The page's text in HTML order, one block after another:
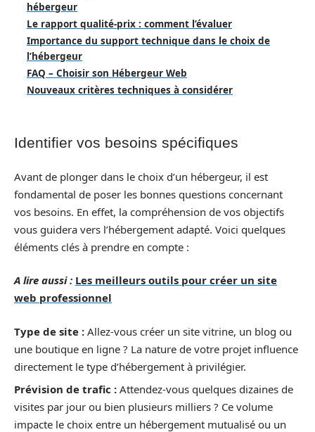
hébergeur
Le rapport qualité-prix : comment l’évaluer
Importance du support technique dans le choix de
l’hébergeur
FAQ – Choisir son Hébergeur Web
Nouveaux critères techniques à considérer
Identifier vos besoins spécifiques
Avant de plonger dans le choix d’un hébergeur, il est
fondamental de poser les bonnes questions concernant
vos besoins. En effet, la compréhension de vos objectifs
vous guidera vers l’hébergement adapté. Voici quelques
éléments clés à prendre en compte :
A lire aussi : Les meilleurs outils pour créer un site
web professionnel
Type de site : Allez-vous créer un site vitrine, un blog ou
une boutique en ligne ? La nature de votre projet influence
directement le type d’hébergement à privilégier.
Prévision de trafic : Attendez-vous quelques dizaines de
visites par jour ou bien plusieurs milliers ? Ce volume
impacte le choix entre un hébergement mutualisé ou un